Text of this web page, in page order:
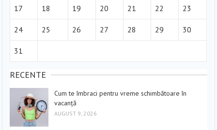
17 18 19 20 21 22 23
24 25 26 27 28 29 30
31
RECENTE
Cum te îmbraci pentru vreme schimbătoare în
vacanță
AUGUST 9, 2026